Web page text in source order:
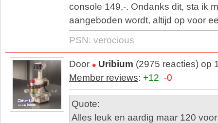
console 149,-. Ondanks dit, sta ik
aangeboden wordt, altijd op voor
PSN: verocious
Door Uribium (2975 reacties) op
Member reviews: +12 -0
Quote:
Alles leuk en aardig maar 120